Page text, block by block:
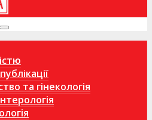
та гінекологія